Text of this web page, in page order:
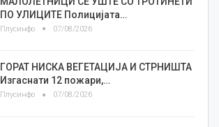
ПО УЛИЦИТЕ Полицијата…
Плусинфо 07/08/2026
ГОРАТ НИСКА ВЕГЕТАЦИЈА И СТРНИШТА
Изгаснати 12 пожари,…
Плусинфо 07/08/2026